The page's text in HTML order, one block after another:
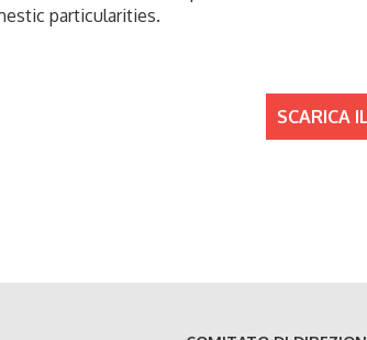
particularities.
SCARICA